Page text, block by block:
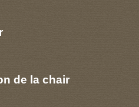
de la chair